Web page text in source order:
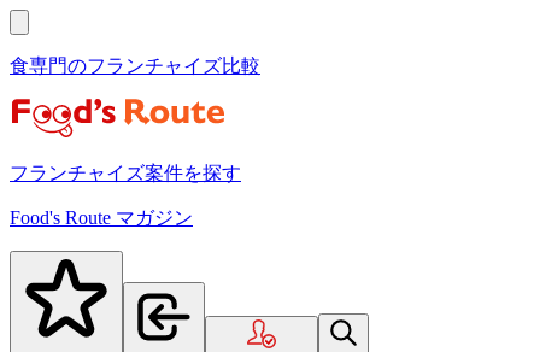
食専門のフランチャイズ比較
フランチャイズ案件を探す
Food's Route マガジン